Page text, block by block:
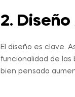
2.
El diseño es clave.
funcionalidad de las
bien pensado